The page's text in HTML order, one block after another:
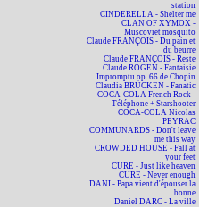
station
CINDERELLA - Shelter me
CLAN OF XYMOX -
Muscoviet mosquito
Claude FRANÇOIS - Du pain et
du beurre
Claude FRANÇOIS - Reste
Claude ROGEN - Fantaisie
Impromptu op. 66 de Chopin
Claudia BRÜCKEN - Fanatic
COCA-COLA French Rock -
Téléphone + Starshooter
COCA-COLA Nicolas
PEYRAC
COMMUNARDS - Don't leave
me this way
CROWDED HOUSE - Fall at
your feet
CURE - Just like heaven
CURE - Never enough
DANI - Papa vient d'épouser la
bonne
Daniel DARC - La ville